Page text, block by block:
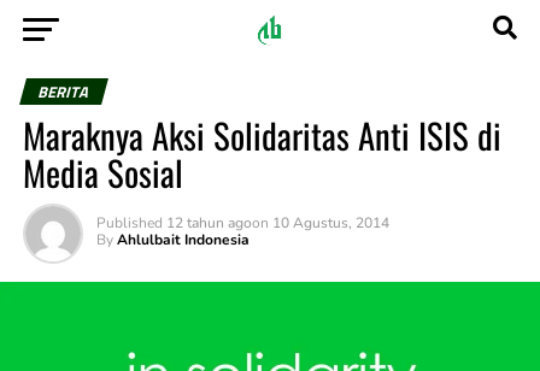
BERITA
Maraknya Aksi Solidaritas Anti ISIS di
Media Sosial
Published 12 tahun agoon 10 Agustus, 2014
By Ahlulbait Indonesia